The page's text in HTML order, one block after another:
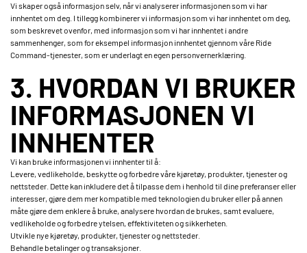
Vi skaper også informasjon selv, når vi analyserer informasjonen som vi har
innhentet om deg. I tillegg kombinerer vi informasjon som vi har innhentet om deg,
som beskrevet ovenfor, med informasjon som vi har innhentet i andre
sammenhenger, som for eksempel informasjon innhentet gjennom våre Ride
Command-tjenester, som er underlagt en egen personvernerklæring.
3. HVORDAN VI BRUKER
INFORMASJONEN VI
INNHENTER
Vi kan bruke informasjonen vi innhenter til å:
Levere, vedlikeholde, beskytte og forbedre våre kjøretøy, produkter, tjenester og
nettsteder. Dette kan inkludere det å tilpasse dem i henhold til dine preferanser eller
interesser, gjøre dem mer kompatible med teknologien du bruker eller på annen
måte gjøre dem enklere å bruke, analysere hvordan de brukes, samt evaluere,
vedlikeholde og forbedre ytelsen, effektiviteten og sikkerheten.
Utvikle nye kjøretøy, produkter, tjenester og nettsteder.
Behandle betalinger og transaksjoner.